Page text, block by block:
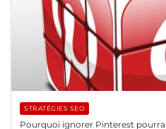
STRATÉGIES SEO
Pourquoi ignorer Pinterest